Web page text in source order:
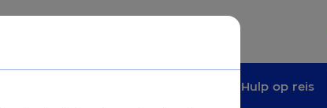
Hulp op reis